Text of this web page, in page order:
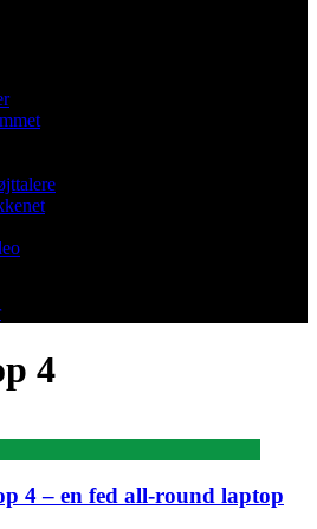
4
4 – en fed all-round laptop